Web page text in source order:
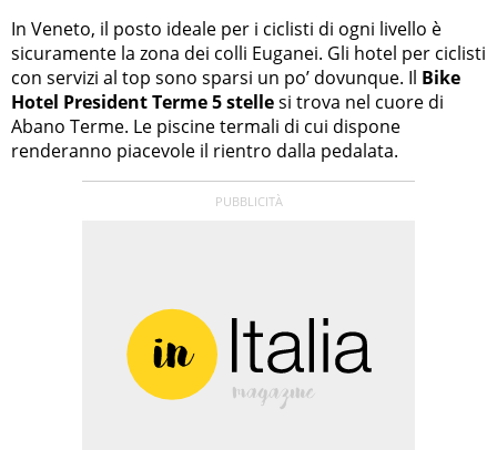
In Veneto, il posto ideale per i ciclisti di ogni livello è
sicuramente la zona dei colli Euganei. Gli hotel per ciclisti
con servizi al top sono sparsi un po’ dovunque. Il Bike
Hotel President Terme 5 stellesi trova nel cuore di
Abano Terme. Le piscine termali di cui dispone
renderanno piacevole il rientro dalla pedalata.